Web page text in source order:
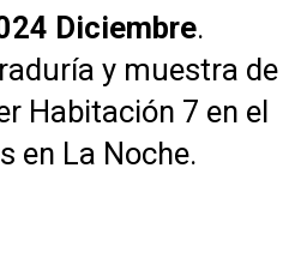
Diciembre.
y muestra de
Habitación 7 en el
en La Noche.